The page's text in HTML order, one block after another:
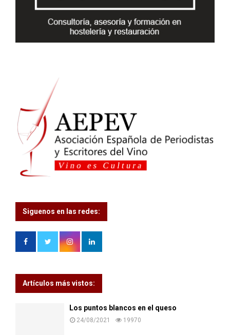
Siguenos en las redes:
Artículos más vistos:
Los puntos blancos en el queso
24/08/2021 19970